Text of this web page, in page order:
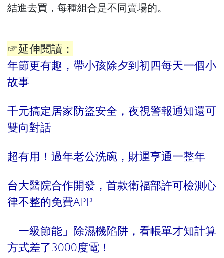
結進去買，每種組合是不同賣場的。
☞延伸閱讀：
年節更有趣，帶小孩除夕到初四每天一個小
故事
千元搞定居家防盜安全，夜視警報通知還可
雙向對話
超有用！過年老公洗碗，財運亨通一整年
台大醫院合作開發，首款衛福部許可檢測心
律不整的免費APP
「一級節能」除濕機陷阱，看帳單才知計算
方式差了3000度電！